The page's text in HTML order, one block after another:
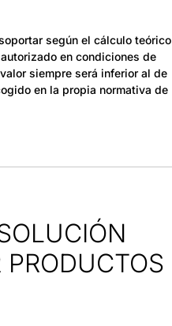
según el cálculo teórico
en condiciones de
siempre será inferior al de
en la propia normativa de